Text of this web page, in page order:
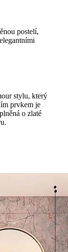
postelí,
stylu, který
prvkem je
o zlaté